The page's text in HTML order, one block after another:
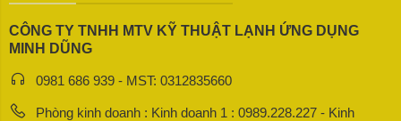
CÔNG TY TNHH MTV KỸ THUẬT LẠNH ỨNG DỤNG
MINH DŨNG
0981 686 939 - MST: 0312835660
Phòng kinh doanh : Kinh doanh 1 : 0989.228.227 - Kinh